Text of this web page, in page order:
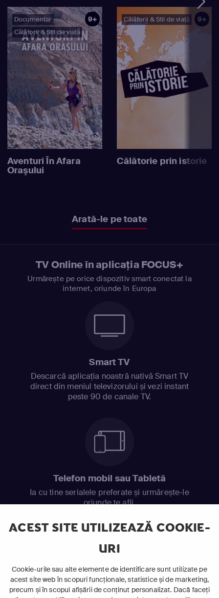
ACEST SITE UTILIZEAZĂ COOKIE-
URI
Cookie-urile sau alte elemente de identificare sunt utilizate pe
acest site web în scopuri funcționale, statistice și de marketing,
precum și în scopul afișării de conținut personalizat. Dacă faceți
Documentar
Călătorii & Stil de viață
9+
Aventuri În Afara
Oraşului
Călătorii & Stil de viață 9+
Călătorie prin istorie
Arată-le pe toate
TV Online în aplicația FOCUS+
Urmărește pe orice dispozitiv smart conectat la
internet, oriunde în Europa
Smart TV
Descarcă aplicația noastră nativă Smart TV
direct din meniul televizorului și vezi instant
peste 90 de canale TV.
Telefon mobil sau Tabletă
Ia cu tine serialele preferate și urmărește-le
oriunde te afli.
Laptop